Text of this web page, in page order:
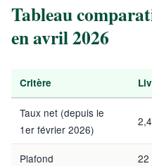
Tableau
en avril 2026
Critère
Taux net (depuis le
1er février 2026)
Plafond 22